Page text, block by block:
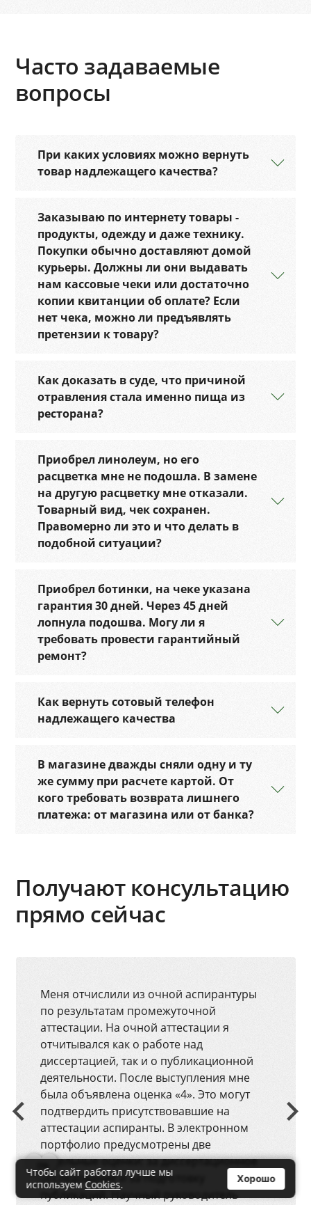
Часто задаваемые
вопросы
При каких условиях можно вернуть
товар надлежащего качества?
Заказываю по интернету товары -
продукты, одежду и даже технику.
Покупки обычно доставляют домой
курьеры. Должны ли они выдавать
нам кассовые чеки или достаточно
копии квитанции об оплате? Если
нет чека, можно ли предъявлять
претензии к товару?
Как доказать в суде, что причиной
отравления стала именно пища из
ресторана?
Приобрел линолеум, но его
расцветка мне не подошла. В замене
на другую расцветку мне отказали.
Товарный вид, чек сохранен.
Правомерно ли это и что делать в
подобной ситуации?
Приобрел ботинки, на чеке указана
гарантия 30 дней. Через 45 дней
лопнула подошва. Могу ли я
требовать провести гарантийный
ремонт?
Как вернуть сотовый телефон
надлежащего качества
В магазине дважды сняли одну и ту
же сумму при расчете картой. От
кого требовать возврата лишнего
платежа: от магазина или от банка?
Получают консультацию
прямо сейчас
Меня отчислили из очной аспирантуры
по результатам промежуточной
аттестации. На очной аттестации я
отчитывался как о работе над
диссертацией, так и о публикационной
деятельности. После выступления мне
была объявлена оценка «4». Это могут
подтвердить присутствовавшие на
аттестации аспиранты. В электронном
портфолио предусмотрены две
отдельные оценки: за диссертационное
исследование и за подготовку
публикаций. Научный руководитель
Чтобы сайт работал лучше мы
используемCookies. Хорошо